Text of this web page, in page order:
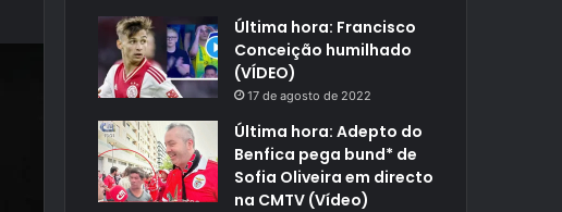
Última hora: Francisco
Conceição humilhado
(VÍDEO)
17 de agosto de 2022
Última hora: Adepto do
Benfica pega bund* de
Sofia Oliveira em directo
na CMTV (Vídeo)